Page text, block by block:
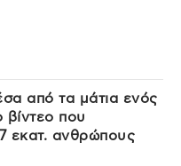
από τα μάτια ενός
βίντεο που
εκατ. ανθρώπους